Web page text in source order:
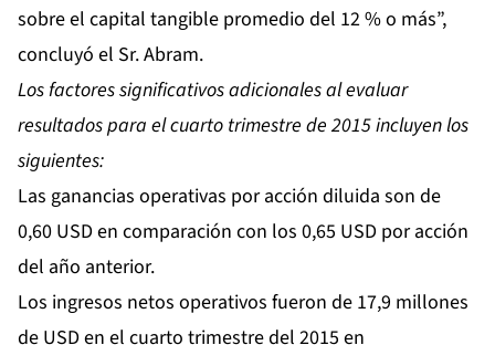
sobre el capital tangible promedio del 12 % o más”,
concluyó el Sr. Abram.
Los factores significativos adicionales al evaluar
resultados para el cuarto trimestre de 2015 incluyen los
siguientes:
Las ganancias operativas por acción diluida son de
0,60 USD en comparación con los 0,65 USD por acción
del año anterior.
Los ingresos netos operativos fueron de 17,9 millones
de USD en el cuarto trimestre del 2015 en